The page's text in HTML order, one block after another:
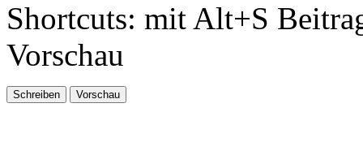
Shortcuts: mit Alt+S
Vorschau